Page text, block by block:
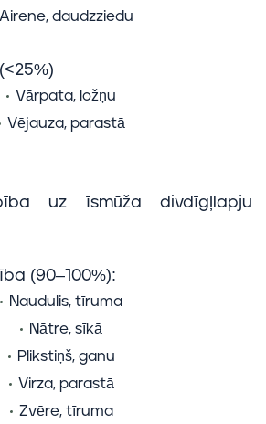
Airene, daudzziedu
Vārpata, ložņu
Vējauza, parastā
uz īsmūža divdīgļlapju
(90–100%):
Naudulis, tīruma
Nātre, sīkā
Plikstiņš, ganu
Virza, parastā
Zvēre, tīruma